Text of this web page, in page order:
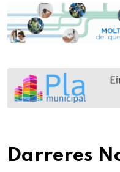
Darreres